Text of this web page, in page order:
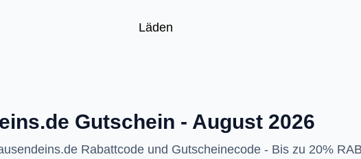
Läden
Gutschein - August 2026
Rabattcode und Gutscheinecode - Bis zu 20%